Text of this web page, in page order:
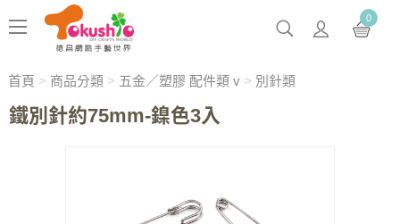
0
首頁 > 商品分類> 五金／塑膠 配件類 v> 別針類
鐵別針約75mm-鎳色3入